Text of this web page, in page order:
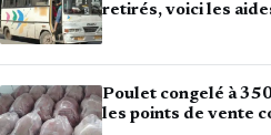
retirés, voici les
Poulet congelé à
les points de vente